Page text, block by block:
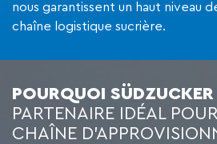
nous garantissent un haut niveau
chaîne logistique sucrière.
POURQUOI
PARTENAIRE IDÉAL
CHAÎNE